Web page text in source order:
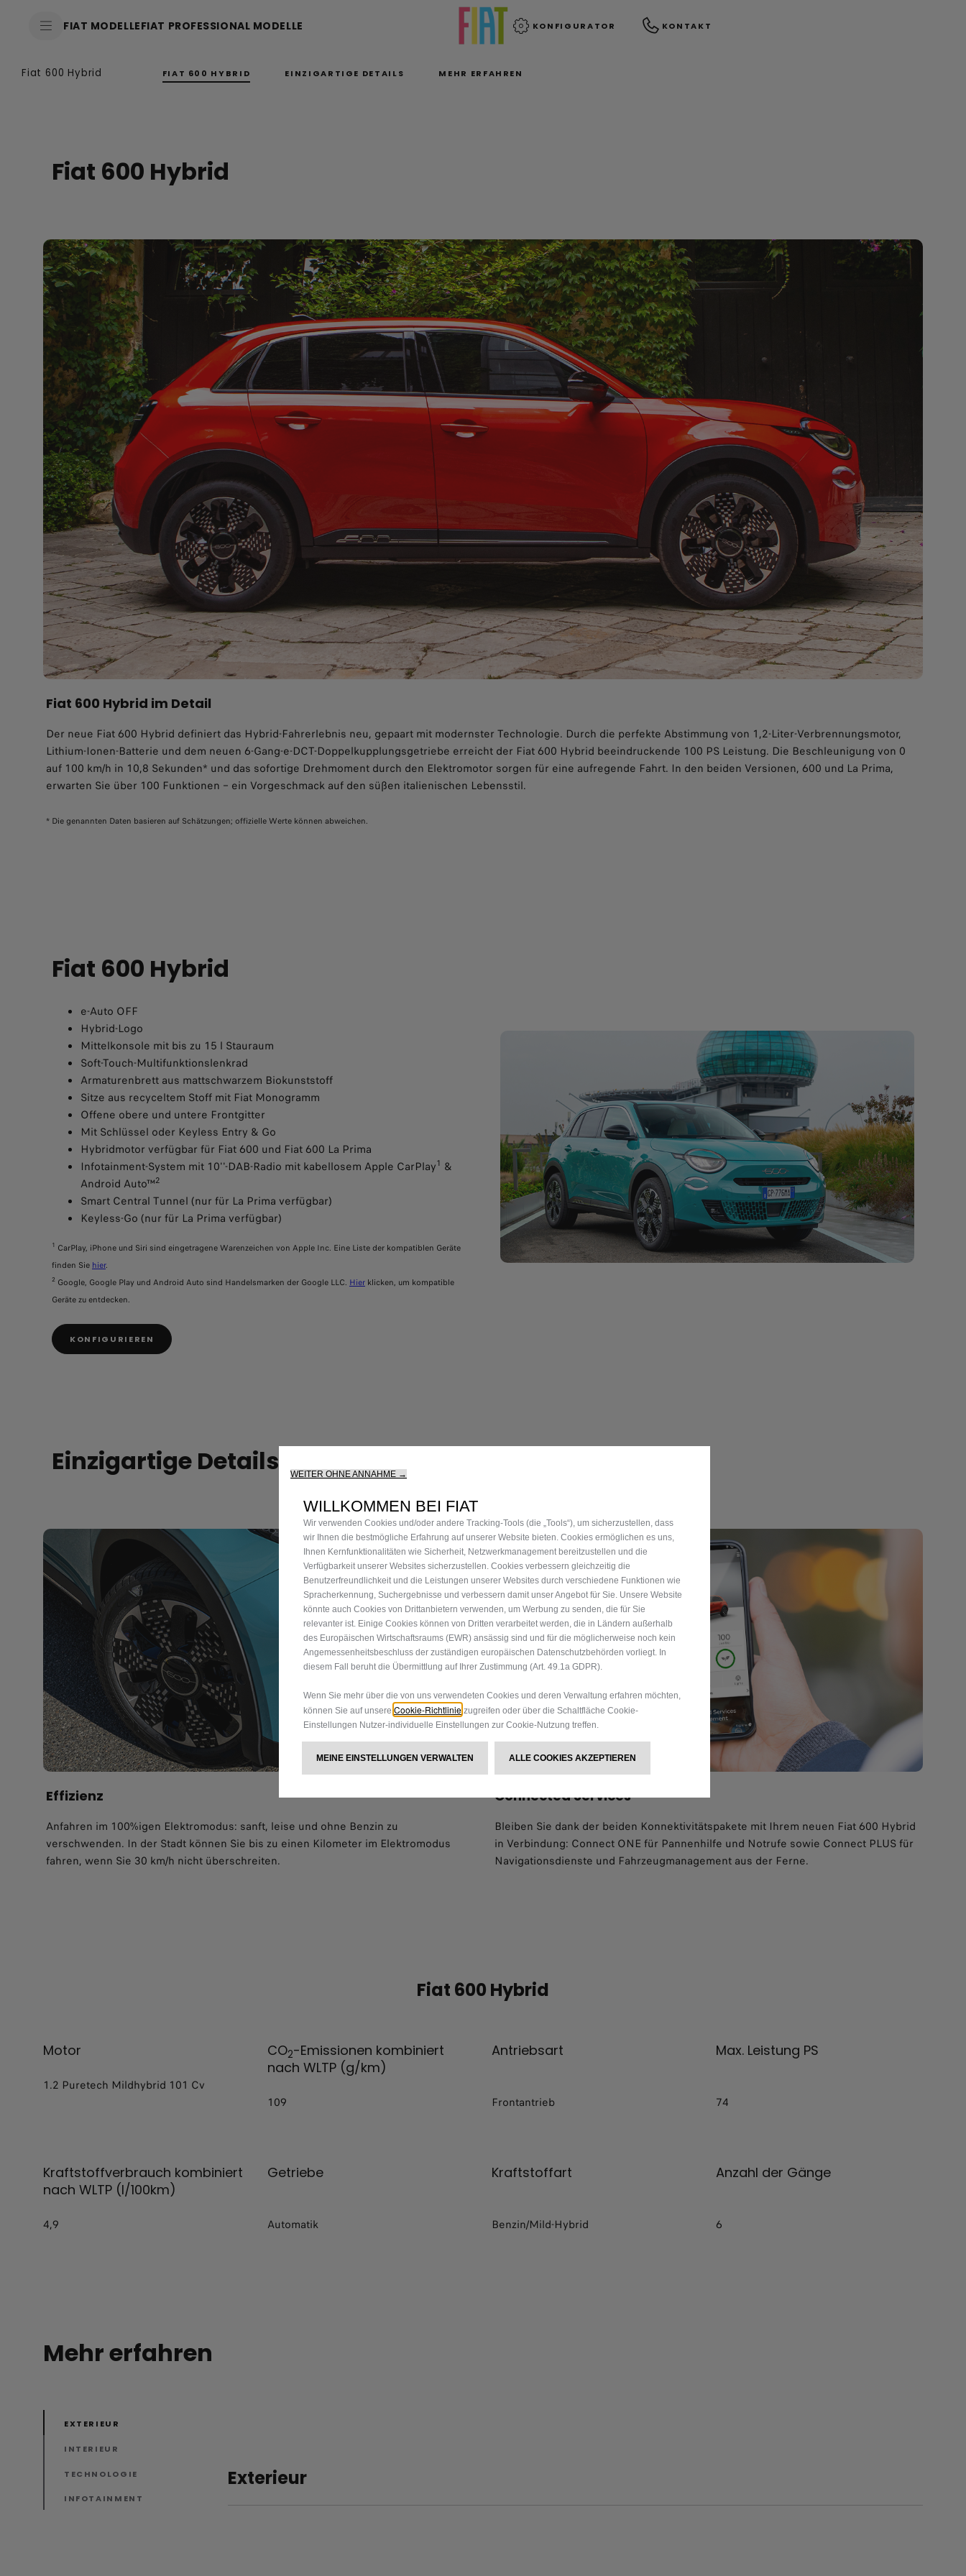
FIAT MODELLEFIAT PROFESSIONAL MODELLE KONFIGURATOR KONTAKT
Fiat 600 Hybrid FIAT 600 HYBRID EINZIGARTIGE DETAILS MEHR ERFAHREN
Fiat 600 Hybrid
Fiat 600 Hybrid im Detail
Der neue Fiat 600 Hybrid definiert das Hybrid-Fahrerlebnis neu, gepaart mit modernster Technologie. Durch die perfekte Abstimmung von 1,2-Liter-Verbrennungsmotor,
Lithium-Ionen-Batterie und dem neuen 6-Gang-e-DCT-Doppelkupplungsgetriebe erreicht der Fiat 600 Hybrid beeindruckende 100 PS Leistung. Die Beschleunigung von 0
auf 100 km/h in 10,8 Sekunden* und das sofortige Drehmoment durch den Elektromotor sorgen für eine aufregende Fahrt. In den beiden Versionen, 600 und La Prima,
erwarten Sie über 100 Funktionen – ein Vorgeschmack auf den süßen italienischen Lebensstil.
* Die genannten Daten basieren auf Schätzungen; offizielle Werte können abweichen.
Fiat 600 Hybrid
e-Auto OFF
Hybrid-Logo
Mittelkonsole mit bis zu 15 l Stauraum
Soft-Touch-Multifunktionslenkrad
Armaturenbrett aus mattschwarzem Biokunststoff
Sitze aus recyceltem Stoff mit Fiat Monogramm
Offene obere und untere Frontgitter
Mit Schlüssel oder Keyless Entry & Go
Hybridmotor verfügbar für Fiat 600 und Fiat 600 La Prima
Infotainment-System mit 10''-DAB-Radio mit kabellosem Apple CarPlay1 &
Android Auto™2
Smart Central Tunnel (nur für La Prima verfügbar)
Keyless-Go (nur für La Prima verfügbar)
1 CarPlay, iPhone und Siri sind eingetragene Warenzeichen von Apple Inc. Eine Liste der kompatiblen Geräte
finden Sie hier.​
2 Google, Google Play und Android Auto sind Handelsmarken der Google LLC. Hier klicken, um kompatible
Geräte zu entdecken.
KONFIGURIEREN
Einzigartige Details
Effizienz
Anfahren im 100%igen Elektromodus: sanft, leise und ohne Benzin zu
verschwenden. In der Stadt können Sie bis zu einen Kilometer im Elektromodus
fahren, wenn Sie 30 km/h nicht überschreiten.
Connected Services
Bleiben Sie dank der beiden Konnektivitätspakete mit Ihrem neuen Fiat 600 Hybrid
in Verbindung: Connect ONE für Pannenhilfe und Notrufe sowie Connect PLUS für
Navigationsdienste und Fahrzeugmanagement aus der Ferne.
Fiat 600 Hybrid
Motor
1.2 Puretech Mildhybrid 101 Cv
CO2-Emissionen kombiniert
nach WLTP (g/km)
109
Antriebsart
Frontantrieb
Max. Leistung PS
74
Kraftstoffverbrauch kombiniert
nach WLTP (l/100km)
4,9
Getriebe
Automatik
Kraftstoffart
Benzin/Mild-Hybrid
Anzahl der Gänge
6
Mehr erfahren
EXTERIEUR
INTERIEUR
TECHNOLOGIE
INFOTAINMENT
Exterieur
WEITER OHNE ANNAHME →
WILLKOMMEN BEI FIAT
Wir verwenden Cookies und/oder andere Tracking-Tools (die „Tools“), um sicherzustellen, dass
wir Ihnen die bestmögliche Erfahrung auf unserer Website bieten. Cookies ermöglichen es uns,
Ihnen Kernfunktionalitäten wie Sicherheit, Netzwerkmanagement bereitzustellen und die
Verfügbarkeit unserer Websites sicherzustellen. Cookies verbessern gleichzeitig die
Benutzerfreundlichkeit und die Leistungen unserer Websites durch verschiedene Funktionen wie
Spracherkennung, Suchergebnisse und verbessern damit unser Angebot für Sie. Unsere Website
könnte auch Cookies von Drittanbietern verwenden, um Werbung zu senden, die für Sie
relevanter ist. Einige Cookies können von Dritten verarbeitet werden, die in Ländern außerhalb
des Europäischen Wirtschaftsraums (EWR) ansässig sind und für die möglicherweise noch kein
Angemessenheitsbeschluss der zuständigen europäischen Datenschutzbehörden vorliegt. In
diesem Fall beruht die Übermittlung auf Ihrer Zustimmung (Art. 49.1a GDPR).
Wenn Sie mehr über die von uns verwendeten Cookies und deren Verwaltung erfahren möchten,
können Sie auf unsere Cookie-Richtlinie zugreifen oder über die Schaltfläche Cookie-
Einstellungen Nutzer-individuelle Einstellungen zur Cookie-Nutzung treffen.
MEINE EINSTELLUNGEN VERWALTEN ALLE COOKIES AKZEPTIEREN